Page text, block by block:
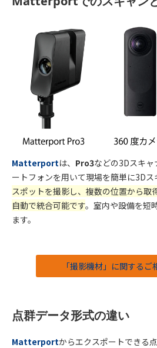
Matterportは、 Pro3などの3Dスキャ
ートフォンを用いて現場を簡単に3Dス
スポットを撮影し、複数の位置から取
自動で統合可能です。室内や設備を短
ます。
「撮影機材」に関するご
点群データ形式の違い
Matterportからエクスポートできる